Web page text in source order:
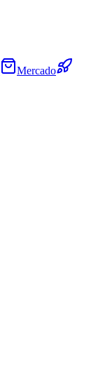
Mercado